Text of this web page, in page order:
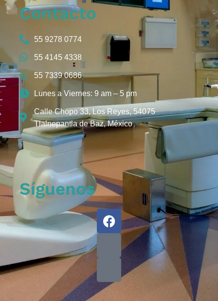
Contacto
55 9278 0774
55 4145 4338
55 7339 0686
Lunes a Viernes: 9 am – 5 pm
Calle Chopo 33, Los Reyes, 54075
Tlalnepantla de Baz, México
Síguenos